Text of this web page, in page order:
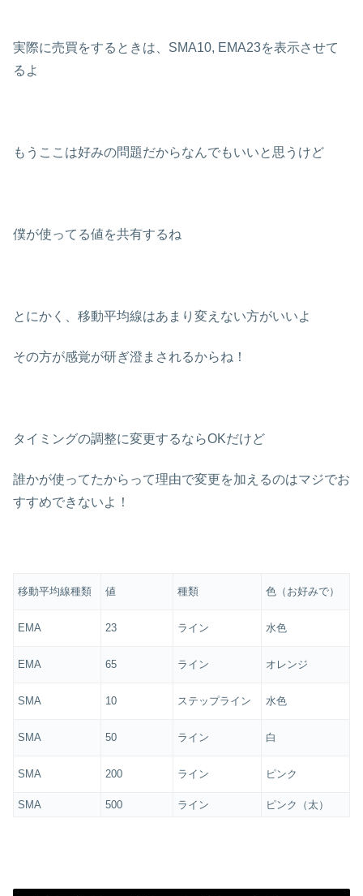
実際に売買をするときは、SMA10, EMA23を表示させて
るよ
もうここは好みの問題だからなんでもいいと思うけど
僕が使ってる値を共有するね
とにかく、移動平均線はあまり変えない方がいいよ
その方が感覚が研ぎ澄まされるからね！
タイミングの調整に変更するならOKだけど
誰かが使ってたからって理由で変更を加えるのはマジでお
すすめできないよ！
移動平均線種類 値 種類 色（お好みで）
EMA 23 ライン 水色
EMA 65 ライン オレンジ
SMA 10 ステップライン 水色
SMA 50 ライン 白
SMA 200 ライン ピンク
SMA 500 ライン ピンク（太）